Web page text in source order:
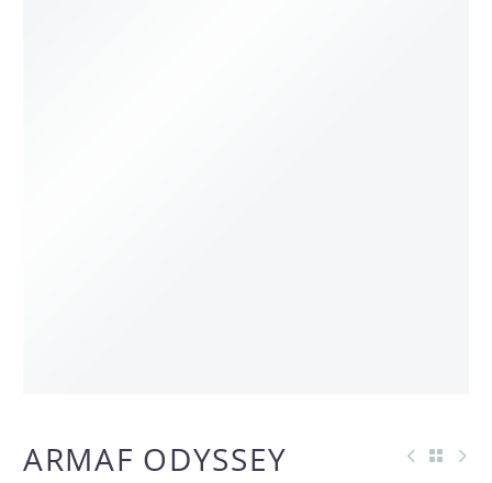
ARMAF ODYSSEY